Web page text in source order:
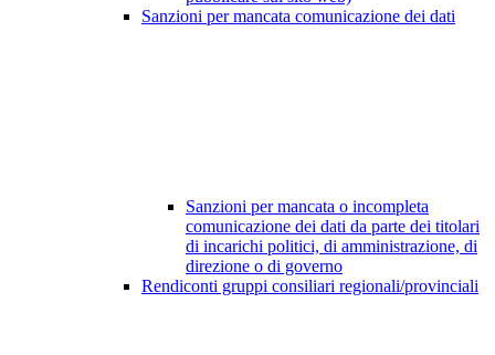
Sanzioni per mancata comunicazione dei dati
Sanzioni per mancata o incompleta
comunicazione dei dati da parte dei titolari
di incarichi politici, di amministrazione, di
direzione o di governo
Rendiconti gruppi consiliari regionali/provinciali